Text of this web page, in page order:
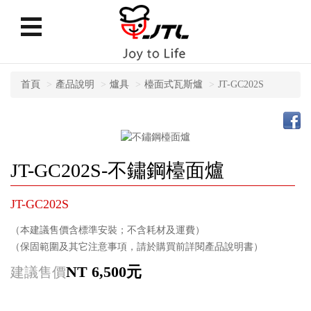
首頁 產品說明 爐具 檯面式瓦斯爐 JT-GC202S
JT-GC202S-不鏽鋼檯面爐
JT-GC202S
（本建議售價含標準安裝；不含耗材及運費）
（保固範圍及其它注意事項，請於購買前詳閱產品說明書）
建議售價NT 6,500元